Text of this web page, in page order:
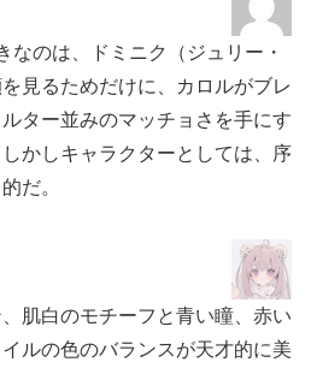
なのは、ドミニク（ジュリー・
見るためだけに、カロルがブレ
ター並みのマッチョさを手にす
かしキャラクターとしては、序
だ。
肌白のモチーフと青い瞳、赤い
ルの色のバランスが天才的に美